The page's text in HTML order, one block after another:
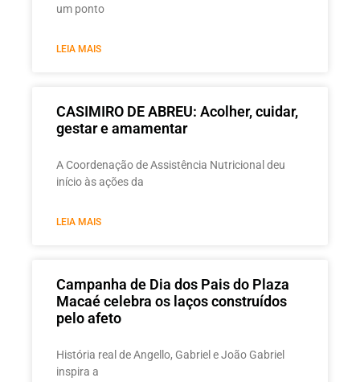
um ponto
LEIA MAIS
CASIMIRO DE ABREU: Acolher, cuidar,
gestar e amamentar
A Coordenação de Assistência Nutricional deu
início às ações da
LEIA MAIS
Campanha de Dia dos Pais do Plaza
Macaé celebra os laços construídos
pelo afeto
História real de Angello, Gabriel e João Gabriel
inspira a